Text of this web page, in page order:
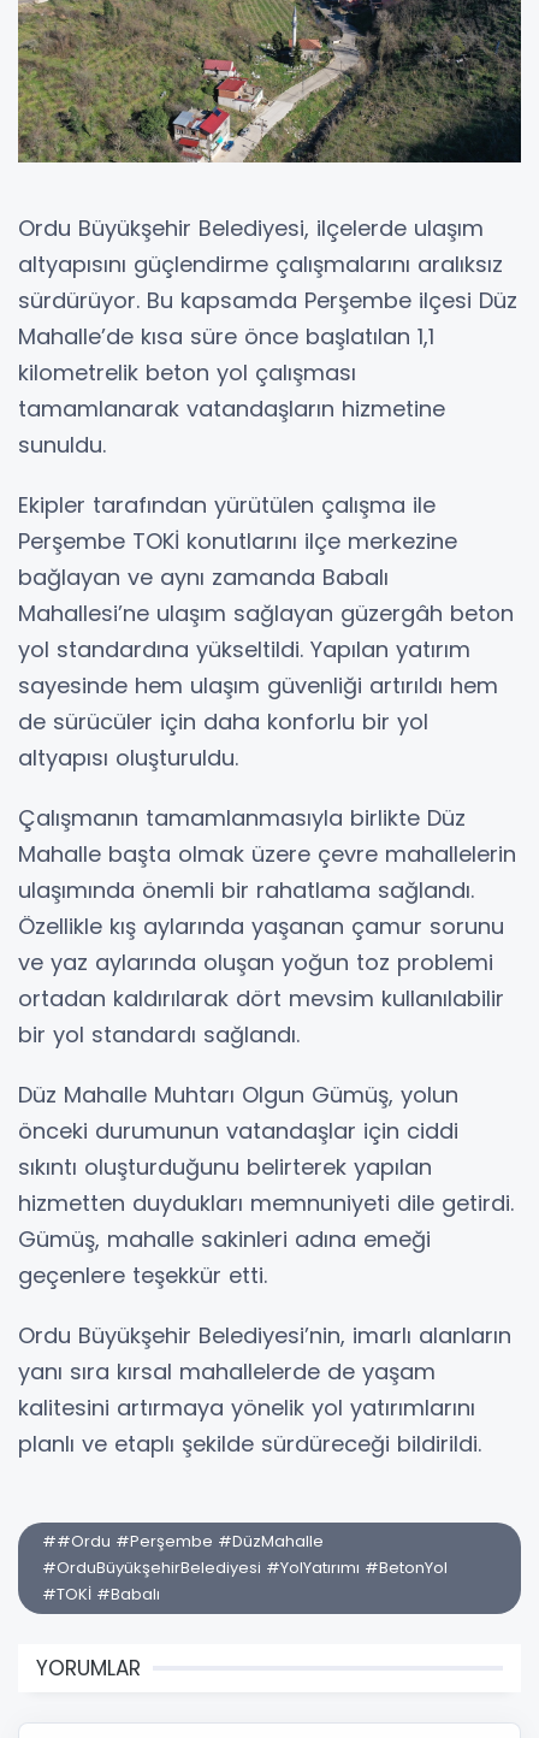
Ordu Büyükşehir Belediyesi, ilçelerde ulaşım
altyapısını güçlendirme çalışmalarını aralıksız
sürdürüyor. Bu kapsamda Perşembe ilçesi Düz
Mahalle’de kısa süre önce başlatılan 1,1
kilometrelik beton yol çalışması
tamamlanarak vatandaşların hizmetine
sunuldu.
Ekipler tarafından yürütülen çalışma ile
Perşembe TOKİ konutlarını ilçe merkezine
bağlayan ve aynı zamanda Babalı
Mahallesi’ne ulaşım sağlayan güzergâh beton
yol standardına yükseltildi. Yapılan yatırım
sayesinde hem ulaşım güvenliği artırıldı hem
de sürücüler için daha konforlu bir yol
altyapısı oluşturuldu.
Çalışmanın tamamlanmasıyla birlikte Düz
Mahalle başta olmak üzere çevre mahallelerin
ulaşımında önemli bir rahatlama sağlandı.
Özellikle kış aylarında yaşanan çamur sorunu
ve yaz aylarında oluşan yoğun toz problemi
ortadan kaldırılarak dört mevsim kullanılabilir
bir yol standardı sağlandı.
Düz Mahalle Muhtarı Olgun Gümüş, yolun
önceki durumunun vatandaşlar için ciddi
sıkıntı oluşturduğunu belirterek yapılan
hizmetten duydukları memnuniyeti dile getirdi.
Gümüş, mahalle sakinleri adına emeği
geçenlere teşekkür etti.
Ordu Büyükşehir Belediyesi’nin, imarlı alanların
yanı sıra kırsal mahallelerde de yaşam
kalitesini artırmaya yönelik yol yatırımlarını
planlı ve etaplı şekilde sürdüreceği bildirildi.
##Ordu #Perşembe #DüzMahalle
#OrduBüyükşehirBelediyesi #YolYatırımı #BetonYol
#TOKİ #Babalı
YORUMLAR